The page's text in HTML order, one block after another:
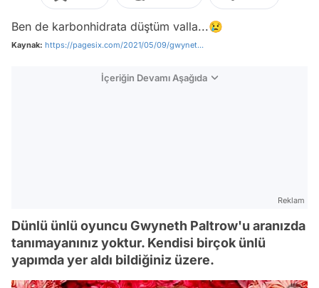
Ben de karbonhidrata düştüm valla...😢
Kaynak: https://pagesix.com/2021/05/09/gwynet...
İçeriğin Devamı Aşağıda
Reklam
Dünlü ünlü oyuncu Gwyneth Paltrow'u aranızda
tanımayanınız yoktur. Kendisi birçok ünlü
yapımda yer aldı bildiğiniz üzere.